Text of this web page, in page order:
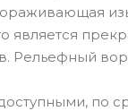
является
Рельефный
по